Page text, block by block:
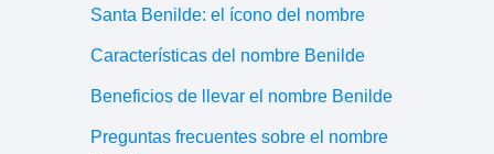
Santa Benilde: el ícono del nombre
Características del nombre Benilde
Beneficios de llevar el nombre Benilde
Preguntas frecuentes sobre el nombre